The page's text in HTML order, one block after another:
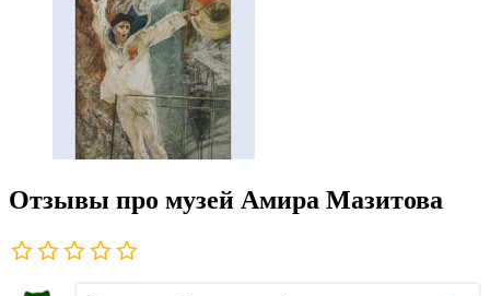
Отзывы про музей Амира Мазитова